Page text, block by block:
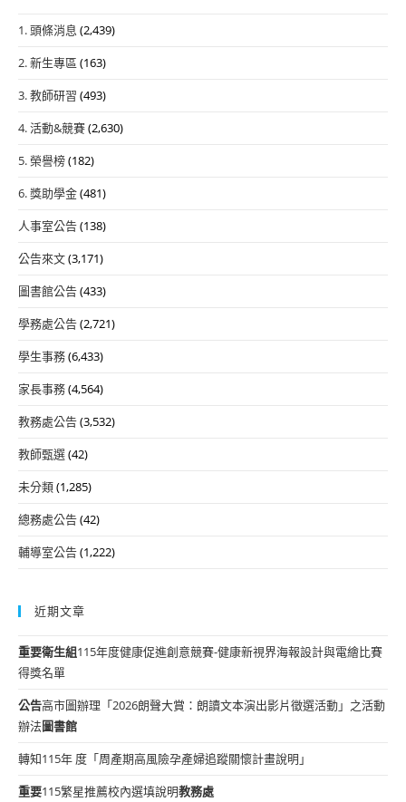
1. 頭條消息 (2,439)
2. 新生專區 (163)
3. 教師研習 (493)
4. 活動&競賽(2,630)
5. 榮譽榜(182)
6. 獎助學金(481)
人事室公告(138)
公告來文(3,171)
圖書館公告(433)
學務處公告(2,721)
學生事務(6,433)
家長事務(4,564)
教務處公告(3,532)
教師甄選(42)
未分類(1,285)
總務處公告(42)
輔導室公告(1,222)
近期文章
重要衛生組115年度健康促進創意競賽-健康新視界海報設計與電繪比賽
得獎名單
公告高市圖辦理「2026朗聲大賞：朗讀文本演出影片徵選活動」之活動
辦法圖書館
轉知115年 度「周產期高風險孕產婦追蹤關懷計畫說明」
重要115繁星推薦校內選填說明教務處